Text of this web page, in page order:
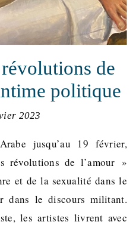
de
politique
2023
révolutions de l’amour »
et de la sexualité dans le
dans le discours militant.
les artistes livrent avec